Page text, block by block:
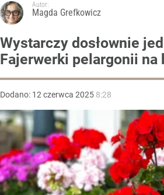
Autor:
Magda Grefkowicz
Wystarczy dosłownie
Fajerwerki pelargonii na
Dodano: 12 czerwca 2025 8:28